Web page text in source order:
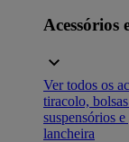
Acessórios
Ver todos os
tiracolo,
suspensórios e
lancheira